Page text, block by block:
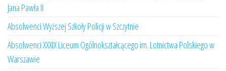
Jana Pawła II
Absolwenci Wyższej Szkoły Policji w Szczytnie
Absolwenci XXXIX Liceum Ogólnokształcącego im. Lotnictwa Polskiego w
Warszawie